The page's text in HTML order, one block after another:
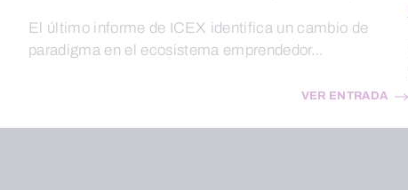
El último informe de ICEX identifica un cambio de
paradigma en el ecosistema emprendedor…
VER ENTRADA